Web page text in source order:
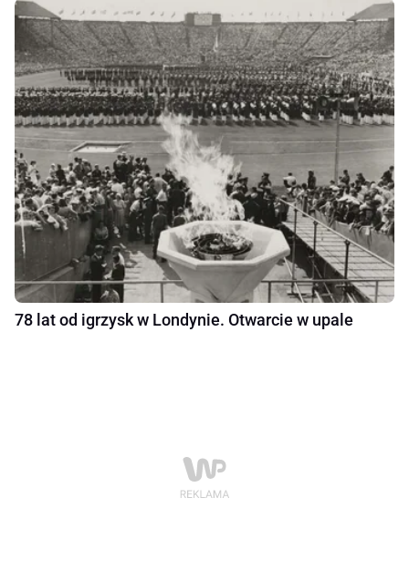
78 lat od igrzysk w Londynie. Otwarcie w upale